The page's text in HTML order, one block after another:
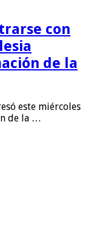
con
de la
este miércoles
de la …